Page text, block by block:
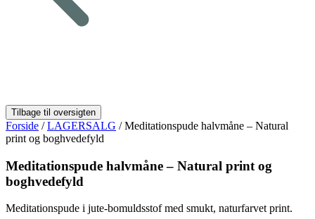
Forside /LAGERSALG / Meditationspude halvmåne – Natural
print og boghvedefyld
Meditationspude halvmåne – Natural print og
boghvedefyld
Meditationspude i jute-bomuldsstof med smukt, naturfarvet print.